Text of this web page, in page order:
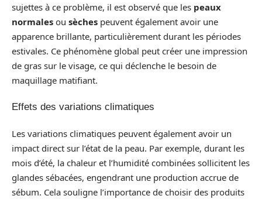
sujettes à ce problème, il est observé que les peaux
normales ou sèches peuvent également avoir une
apparence brillante, particulièrement durant les périodes
estivales. Ce phénomène global peut créer une impression
de gras sur le visage, ce qui déclenche le besoin de
maquillage matifiant.
Effets des variations climatiques
Les variations climatiques peuvent également avoir un
impact direct sur l’état de la peau. Par exemple, durant les
mois d’été, la chaleur et l’humidité combinées sollicitent les
glandes sébacées, engendrant une production accrue de
sébum. Cela souligne l’importance de choisir des produits